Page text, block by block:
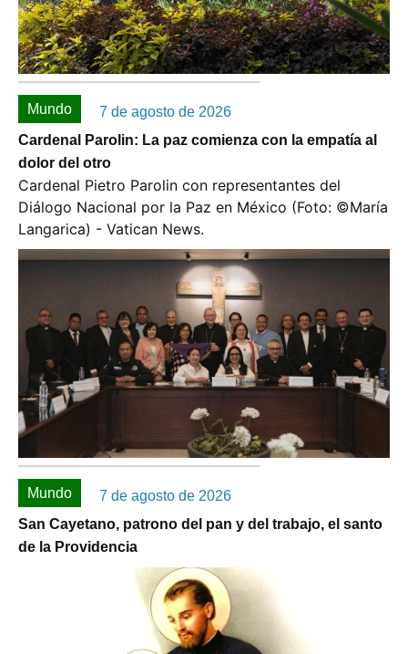
Mundo
7 de agosto de 2026
Cardenal Parolin: La paz comienza con la empatía al
dolor del otro
Cardenal Pietro Parolin con representantes del
Diálogo Nacional por la Paz en México (Foto: ©️María
Langarica) - Vatican News.
Mundo
7 de agosto de 2026
San Cayetano, patrono del pan y del trabajo, el santo
de la Providencia